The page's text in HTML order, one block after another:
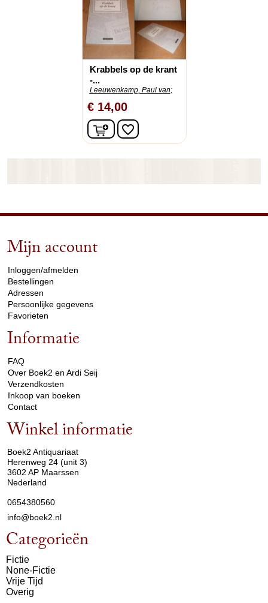
Krabbels op de krant
-...
Leeuwenkamp, Paul van;
€ 14,00
In winkelwagen
favorite_border
Mijn account
Inloggen/afmelden
Bestellingen
Adressen
Persoonlijke gegevens
Favorieten
Informatie
FAQ
Over Boek2 en Ardi Seij
Verzendkosten
Inkoop van boeken
Contact
Winkel informatie
Boek2 Antiquariaat
Herenweg 24 (unit 3)
3602 AP Maarssen
Nederland
0654380560
info@boek2.nl
Categorieën
Fictie
None-Fictie
Vrije Tijd
Overig